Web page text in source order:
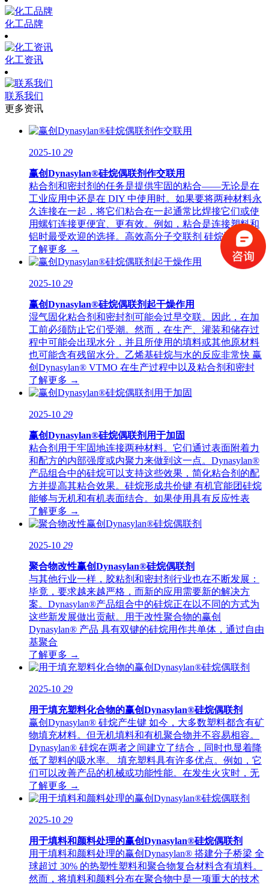
化工品牌
化工资讯
联系我们
更多资讯
2025-10 29
赢创Dynasylan®硅烷偶联剂作交联用
粘合剂和密封剂的任务是提供牢固的粘合——无论是在
工业应用中还是在 DIY 中使用时。如果要将两种材料永
久连接在一起，将它们粘合在一起通常比焊接它们或使
用螺钉连接更便宜、更有效。例如，粘合是连接塑料和
铝时最受欢迎的选择。高效高分子交联剂 硅烷通常用
了解更多 →
2025-10 29
赢创Dynasylan®硅烷偶联剂起干燥作用
湿气固化粘合剂和密封剂可能会过早交联。因此，在加
工前必须防止它们受潮。然而，在生产、灌装和储存过
程中可能会出现水分，并且所使用的填料或其他原材料
也可能含有残留水分。乙烯基硅烷与水的反应非常快 赢
创Dynasylan® VTMO 在生产过程中以及粘合剂和密封
了解更多 →
2025-10 29
赢创Dynasylan®硅烷偶联剂用于加固
粘合剂用于牢固地连接两种材料。它们通过表面附着力
和配方的内部强度或内聚力来做到这一点。Dynasylan®
产品组合中的硅烷可以支持这些效果，简化粘合剂的配
方并提高其粘合效果。硅烷形成共价键 有机官能团硅烷
能够与无机和有机表面结合。如果使用具有反应性表
了解更多 →
2025-10 29
聚合物改性赢创Dynasylan®硅烷偶联剂
与其他行业一样，胶粘剂和密封剂行业也在不断发展：
毕竟，要求越来越严格，而新的应用需要新的解决方
案。Dynasylan®产品组合中的硅烷正在以不同的方式为
这些新发展做出贡献。用于改性聚合物的赢创
Dynasylan® 产品 具有双键的硅烷用作共单体，通过自由
基聚合
了解更多 →
2025-10 29
用于填充塑料化合物的赢创Dynasylan®硅烷偶联剂
赢创Dynasylan® 硅烷产生键 如今，大多数塑料都含有矿
物填充材料。但无机填料和有机聚合物并不容易相容。
Dynasylan® 硅烷在两者之间建立了结合，同时也显着降
低了塑料的吸水率。 填充塑料具有许多优点。例如，它
们可以改善产品的机械或功能性能。在发生火灾时，无
了解更多 →
2025-10 29
用于填料和颜料处理的赢创Dynasylan®硅烷偶联剂
用于填料和颜料处理的赢创Dynasylan® 搭建分子桥梁 全
球超过 30% 的热塑性塑料和聚合物复合材料含有填料。
然而，将填料和颜料分布在聚合物中是一项重大的技术